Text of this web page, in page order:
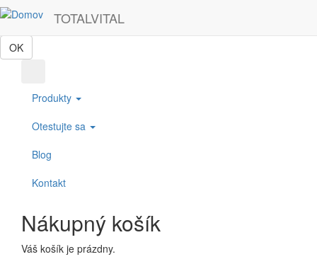
Skočiť na hlavný obsah
Táto webová lokalita používa cookies, ktoré nám pomôžu získať to
najlepšie pri návšteve našich webových stránok.
OK
TOTALVITAL
Produkty
Otestujte sa
Blog
Kontakt
Nákupný košík
Váš košík je prázdny.